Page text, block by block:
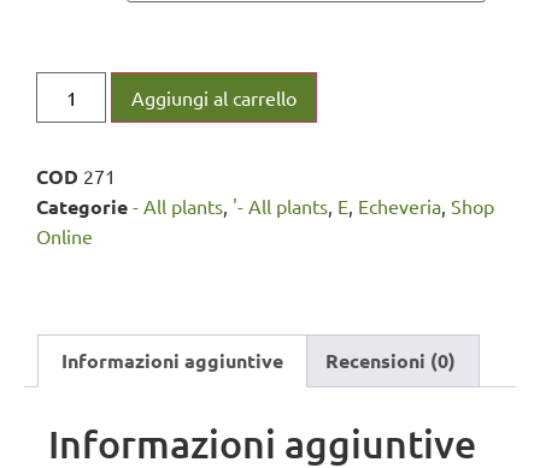
Aggiungi al carrello
COD 271
Categorie - All plants, '- All plants, E, Echeveria, Shop
Online
Informazioni aggiuntive Recensioni (0)
Informazioni aggiuntive